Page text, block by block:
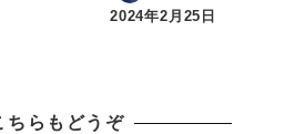
投稿日
2024年2月25日
ちらもどうぞ